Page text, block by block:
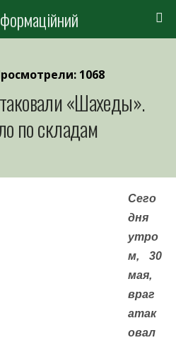
1068
«Шахеды».
по складам
Сего
дня
утро
м, 30
мая,
враг
атак
овал